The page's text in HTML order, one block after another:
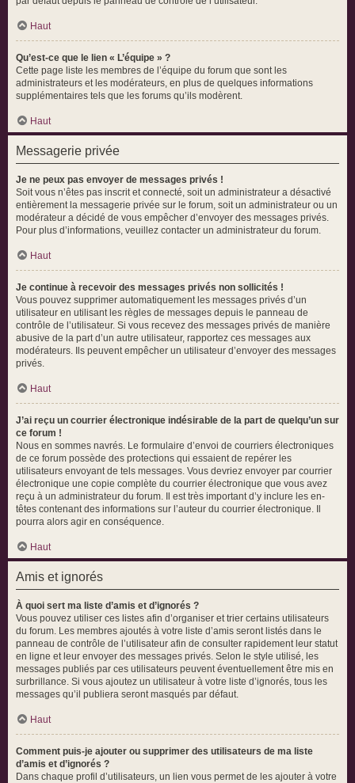
Haut
Qu’est-ce que le lien « L’équipe » ?
Cette page liste les membres de l’équipe du forum que sont les
administrateurs et les modérateurs, en plus de quelques informations
supplémentaires tels que les forums qu’ils modèrent.
Haut
Messagerie privée
Je ne peux pas envoyer de messages privés !
Soit vous n’êtes pas inscrit et connecté, soit un administrateur a désactivé
entièrement la messagerie privée sur le forum, soit un administrateur ou un
modérateur a décidé de vous empêcher d’envoyer des messages privés.
Pour plus d’informations, veuillez contacter un administrateur du forum.
Haut
Je continue à recevoir des messages privés non sollicités !
Vous pouvez supprimer automatiquement les messages privés d’un
utilisateur en utilisant les règles de messages depuis le panneau de
contrôle de l’utilisateur. Si vous recevez des messages privés de manière
abusive de la part d’un autre utilisateur, rapportez ces messages aux
modérateurs. Ils peuvent empêcher un utilisateur d’envoyer des messages
privés.
Haut
J’ai reçu un courrier électronique indésirable de la part de quelqu’un sur
ce forum !
Nous en sommes navrés. Le formulaire d’envoi de courriers électroniques
de ce forum possède des protections qui essaient de repérer les
utilisateurs envoyant de tels messages. Vous devriez envoyer par courrier
électronique une copie complète du courrier électronique que vous avez
reçu à un administrateur du forum. Il est très important d’y inclure les en-
têtes contenant des informations sur l’auteur du courrier électronique. Il
pourra alors agir en conséquence.
Haut
Amis et ignorés
À quoi sert ma liste d’amis et d’ignorés ?
Vous pouvez utiliser ces listes afin d’organiser et trier certains utilisateurs
du forum. Les membres ajoutés à votre liste d’amis seront listés dans le
panneau de contrôle de l’utilisateur afin de consulter rapidement leur statut
en ligne et leur envoyer des messages privés. Selon le style utilisé, les
messages publiés par ces utilisateurs peuvent éventuellement être mis en
surbrillance. Si vous ajoutez un utilisateur à votre liste d’ignorés, tous les
messages qu’il publiera seront masqués par défaut.
Haut
Comment puis-je ajouter ou supprimer des utilisateurs de ma liste
d’amis et d’ignorés ?
Dans chaque profil d’utilisateurs, un lien vous permet de les ajouter à votre